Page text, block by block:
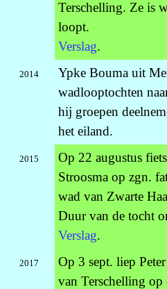
Terschelling. Ze is
loopt.
Verslag.
2014
Ypke Bouma uit
wadlooptochten
hij groepen
het eiland.
2015
Op 22 augustus
Stroosma op zgn.
wad van Zwarte
Duur van de tocht
Verslag.
2017
Op 3 sept. liep
van Terschelling op